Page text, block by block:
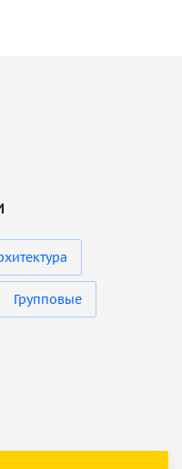
Групповые